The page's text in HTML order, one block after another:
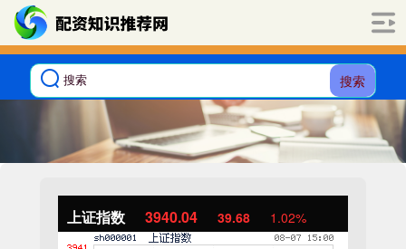
搜索
上证指数 3940.04 39.68 1.02%